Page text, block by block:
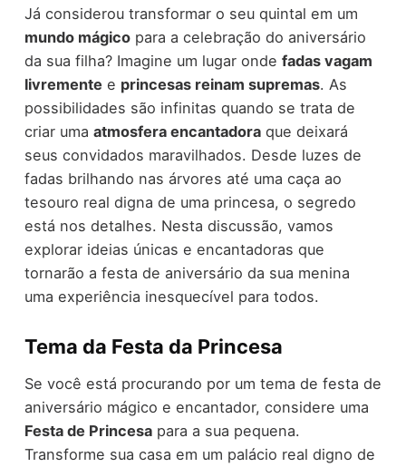
Já considerou transformar o seu quintal em um
mundo mágicopara a celebração do aniversário
da sua filha? Imagine um lugar onde fadas vagam
livremente e princesas reinam supremas. As
possibilidades são infinitas quando se trata de
criar uma atmosfera encantadoraque deixará
seus convidados maravilhados. Desde luzes de
fadas brilhando nas árvores até uma caça ao
tesouro real digna de uma princesa, o segredo
está nos detalhes. Nesta discussão, vamos
explorar ideias únicas e encantadoras que
tornarão a festa de aniversário da sua menina
uma experiência inesquecível para todos.
Tema da Festa da Princesa
Se você está procurando por um tema de festa de
aniversário mágico e encantador, considere uma
Festa de Princesapara a sua pequena.
Transforme sua casa em um palácio real digno de